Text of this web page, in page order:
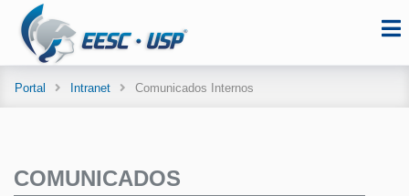
Portal Intranet Comunicados Internos
COMUNICADOS